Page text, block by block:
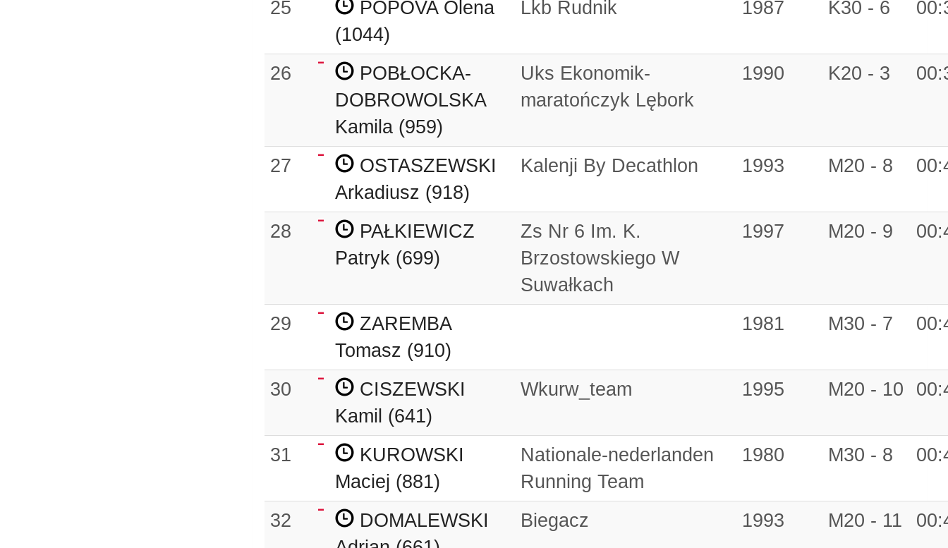
25
POPOVA Olena
(1044)
Lkb Rudnik 1987 K30 - 6
26
POBŁOCKA-
DOBROWOLSKA
Kamila (959)
Uks Ekonomik-
maratończyk Lębork
1990 K20 - 3
27
OSTASZEWSKI
Arkadiusz (918)
Kalenji By Decathlon 1993 M20 - 8
28
PAŁKIEWICZ
Patryk (699)
Zs Nr 6 Im. K.
Brzostowskiego W
Suwałkach
1997 M20 - 9
29
ZAREMBA
Tomasz (910)
1981 M30 - 7
30
CISZEWSKI
Kamil (641)
Wkurw_team 1995 M20 - 10
31
KUROWSKI
Maciej (881)
Nationale-nederlanden
Running Team
1980 M30 - 8
32
DOMALEWSKI
Biegacz 1993 M20 - 11